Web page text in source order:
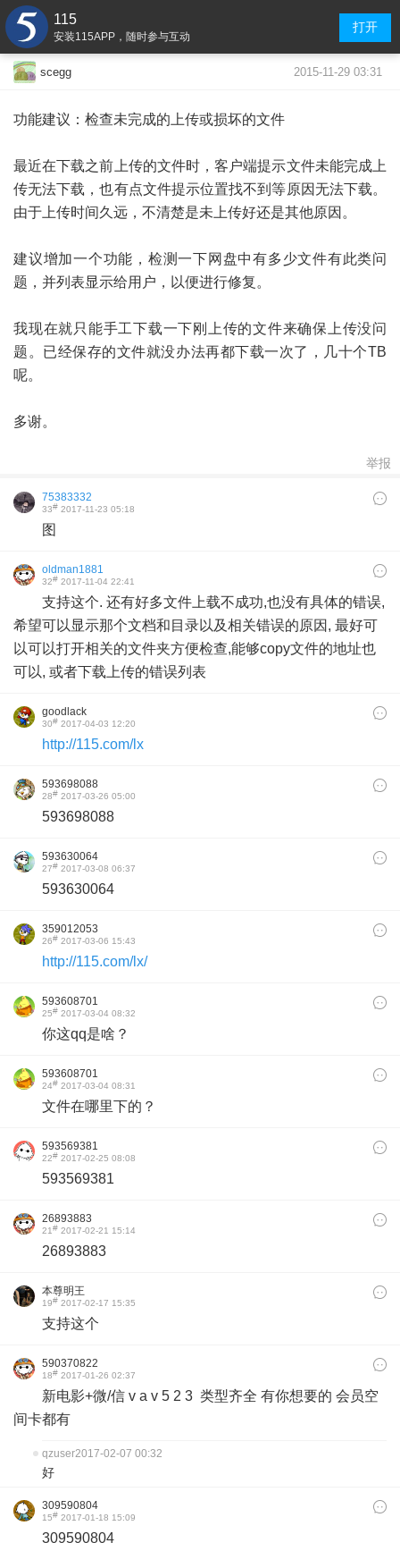
115
安装115APP，随时参与互动
打开
scegg 2015-11-29 03:31
功能建议：检查未完成的上传或损坏的文件
最近在下载之前上传的文件时，客户端提示文件未能完成上
传无法下载，也有点文件提示位置找不到等原因无法下载。
由于上传时间久远，不清楚是未上传好还是其他原因。
建议增加一个功能，检测一下网盘中有多少文件有此类问
题，并列表显示给用户，以便进行修复。
我现在就只能手工下载一下刚上传的文件来确保上传没问
题。已经保存的文件就没办法再都下载一次了，几十个TB
呢。
多谢。
举报
75383332
33# 2017-11-23 05:18
图
oldman1881
32# 2017-11-04 22:41
支持这个. 还有好多文件上载不成功,也没有具体的错误,
希望可以显示那个文档和目录以及相关错误的原因, 最好可
以可以打开相关的文件夹方便检查,能够copy文件的地址也
可以, 或者下载上传的错误列表
goodlack
30# 2017-04-03 12:20
http://115.com/lx
593698088
28# 2017-03-26 05:00
593698088
593630064
27# 2017-03-08 06:37
593630064
359012053
26# 2017-03-06 15:43
http://115.com/lx/
593608701
25# 2017-03-04 08:32
你这qq是啥？
593608701
24# 2017-03-04 08:31
文件在哪里下的？
593569381
22# 2017-02-25 08:08
593569381
26893883
21# 2017-02-21 15:14
26893883
本尊明王
19# 2017-02-17 15:35
支持这个
590370822
18# 2017-01-26 02:37
新电影+微/信 v a v 5 2 3 类型齐全 有你想要的 会员空
间卡都有
qzuser2017-02-07 00:32
好
309590804
15# 2017-01-18 15:09
309590804